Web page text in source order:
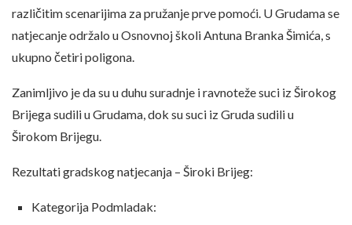
različitim scenarijima za pružanje prve pomoći. U Grudama se
natjecanje održalo u Osnovnoj školi Antuna Branka Šimića, s
ukupno četiri poligona.
Zanimljivo je da su u duhu suradnje i ravnoteže suci iz Širokog
Brijega sudili u Grudama, dok su suci iz Gruda sudili u
Širokom Brijegu.
Rezultati gradskog natjecanja – Široki Brijeg:
Kategorija Podmladak: